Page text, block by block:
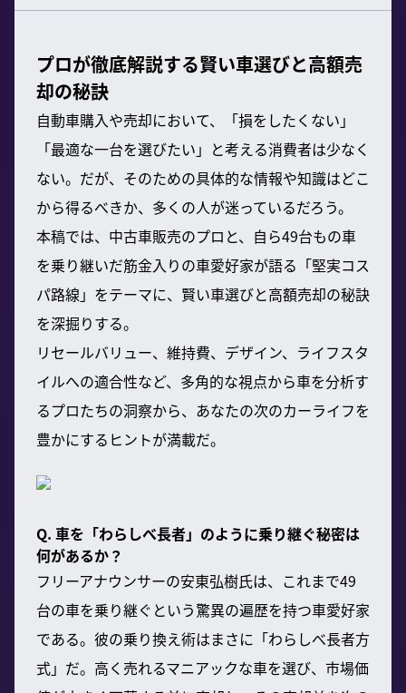
プロが徹底解説する賢い車選びと高額売
却の秘訣
自動車購入や売却において、「損をしたくない」
「最適な一台を選びたい」と考える消費者は少なく
ない。だが、そのための具体的な情報や知識はどこ
から得るべきか、多くの人が迷っているだろう。
本稿では、中古車販売のプロと、自ら49台もの車
を乗り継いだ筋金入りの車愛好家が語る「堅実コス
パ路線」をテーマに、賢い車選びと高額売却の秘訣
を深掘りする。
リセールバリュー、維持費、デザイン、ライフスタ
イルへの適合性など、多角的な視点から車を分析す
るプロたちの洞察から、あなたの次のカーライフを
豊かにするヒントが満載だ。
Q. 車を「わらしべ長者」のように乗り継ぐ秘密は
何があるか？
フリーアナウンサーの安東弘樹氏は、これまで49
台の車を乗り継ぐという驚異の遍歴を持つ車愛好家
である。彼の乗り換え術はまさに「わらしべ長者方
式」だ。高く売れるマニアックな車を選び、市場価